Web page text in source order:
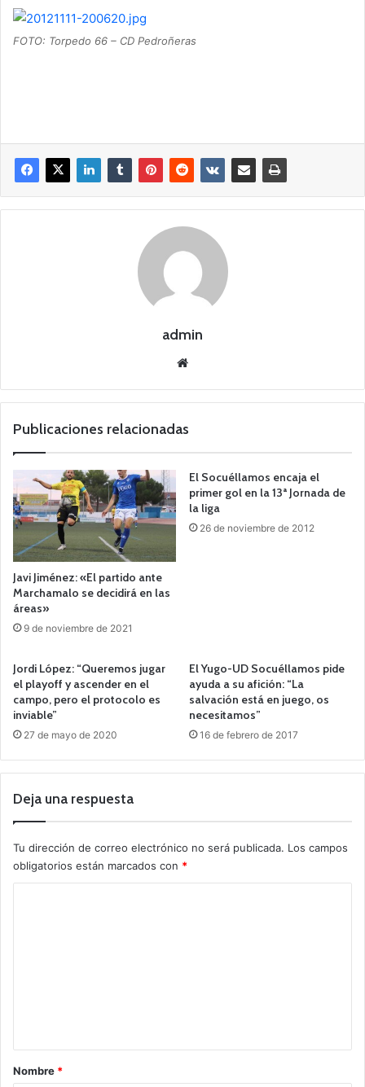
FOTO: Torpedo 66 – CD Pedroñeras
admin
we
Publicaciones relacionadas
Javi Jiménez: «El partido ante
Marchamalo se decidirá en las
áreas»
9 de noviembre de 2021
El Socuéllamos encaja el
primer gol en la 13ª Jornada de
la liga
26 de noviembre de 2012
Jordi López: “Queremos jugar
el playoff y ascender en el
campo, pero el protocolo es
inviable”
27 de mayo de 2020
El Yugo-UD Socuéllamos pide
ayuda a su afición: “La
salvación está en juego, os
necesitamos”
16 de febrero de 2017
Deja una respuesta
Tu dirección de correo electrónico no será publicada. Los campos
obligatorios están marcados con *
rNombre *